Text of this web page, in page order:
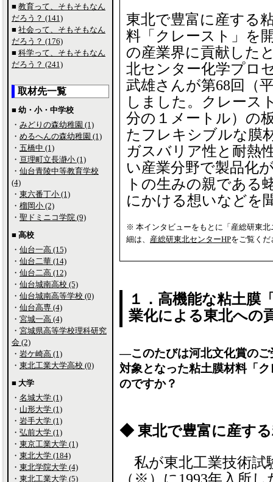
東北で豊富に産する
料「クレースト」を
の産業界に貢献した
北センター化学プロ
武雄さんが第68回（
しました。クレース
分の１メートル）の
たフレキシブルな膜
ガスバリア性と耐熱
い産業分野で製品化
トの生みの親である
にかける想いなどを
※ 本インタビューをもとに「産総研東
細は、 産総研東北センターHPをご覧くだ
１．高機能な粘土膜
業化による東北への
―このたびは河北文化賞のご
対象となった粘土膜材料「
のですか？
◆ 東北で豊富に産す
私が東北工業技術試
■ 教育って、そもそもなん
だろう？ (141)
■ 社会って、そもそもなん
だろう？ (176)
■ 科学って、そもそもなん
だろう？ (241)
取材先一覧
■ 幼・小・中学校
・ みどりの森幼稚園 (1)
・ めるへんの森幼稚園 (1)
・ 五橋中 (1)
・ 亘理町立長瀞小 (1)
・ 仙台青陵中等教育学校
(4)
・ 東六番丁小 (1)
・ 榴岡小 (2)
・ 聖ドミニコ学院 (9)
■ 高校
・ 仙台一高 (15)
・ 仙台二華 (14)
・ 仙台二高 (12)
・ 仙台城南高校 (5)
・ 仙台城南高等学校 (0)
・ 仙台高専 (4)
・ 宮城一高 (4)
・ 宮城県高等学校理科研究
会 (2)
・ 岩ケ崎高 (1)
・ 東北工業大学高校 (0)
■ 大学
・ 名城大学 (1)
・ 山形大学 (1)
・ 岩手大学 (1)
・ 弘前大学 (1)
・ 東京工業大学 (1)
・ 東北大学 (184)
・ 東北学院大学 (4)
・ 東北工業大学 (5)